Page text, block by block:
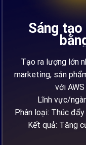
Sáng
Tạo ra lượng lớn
marketing, sản
với AWS
Lĩnh vực/
Phân loại: Thúc
Kết quả: Tăng